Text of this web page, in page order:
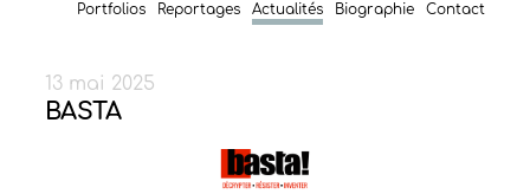
Portfolios Reportages Actualités Biographie Contact
13 mai 2025
BASTA